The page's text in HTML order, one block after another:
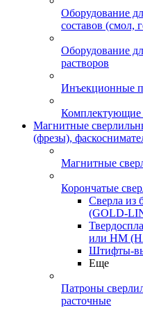
Оборудование
составов (смол,
Оборудование
растворов
Инъекционные
Комплектующие
Магнитные
(фрезы),
Магнитные
Корончатые
Сверла из
(GOLD-
или HM
Штифты-
Еще
Патроны
расточные